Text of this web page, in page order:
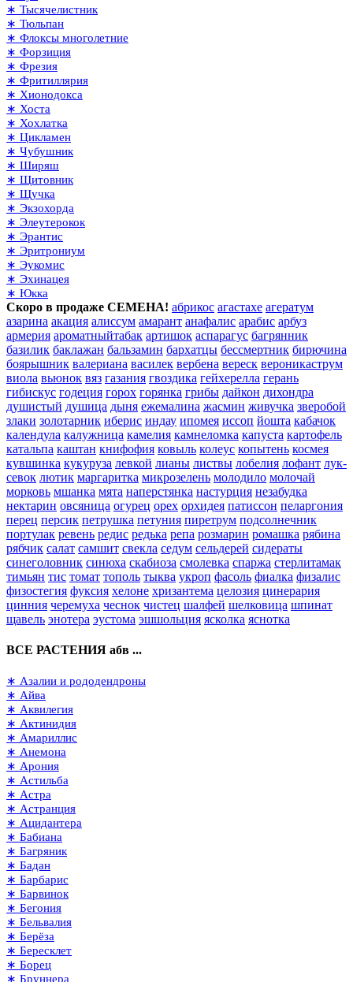
∗ Тысячелистник
∗ Тюльпан
∗ Флоксы многолетние
∗ Форзиция
∗ Фрезия
∗ Фритиллярия
∗ Хионодокса
∗ Хоста
∗ Хохлатка
∗ Цикламен
∗ Чубушник
∗ Ширяш
∗ Щитовник
∗ Щучка
∗ Экзохорда
∗ Элеутерокок
∗ Эрантис
∗ Эритрониум
∗ Эукомис
∗ Эхинацея
∗ Юкка
Скоро в продаже СЕМЕНА! абрикос агастахе агератум
азарина акация алиссум амарант анафалис арабис арбуз
армерия ароматныйтабак артишок аспарагус багрянник
базилик баклажан бальзамин бархатцы бессмертник бирючина
боярышник валериана василек вербена вереск вероникаструм
виола вьюнок вяз газания гвоздика гейхерелла герань
гибискус годеция горох горянка грибы дайкон дихондра
душистый душица дыня ежемалина жасмин живучка зверобой
злаки золотарник иберис индау ипомея иссоп йошта кабачок
календула калужница камелия камнеломка капуста картофель
катальпа каштан книфофия ковыль колеус копытень космея
кувшинка кукуруза левкой лианы листвы лобелия лофант лук-
севок лютик маргаритка микрозелень молодило молочай
морковь мшанка мята наперстянка настурция незабудка
нектарин овсяница огурец орех орхидея патиссон пеларгония
перец персик петрушка петуния пиретрум подсолнечник
портулак ревень редис редька репа розмарин ромашка рябина
рябчик салат самшит свекла седум сельдерей сидераты
синеголовник синюха скабиоза смолевка спаржа стерлитамак
тимьян тис томат тополь тыква укроп фасоль фиалка физалис
физостегия фуксия хелоне хризантема целозия цинерария
цинния черемуха чеснок чистец шалфей шелковица шпинат
щавель энотера эустома эшшольция ясколка яснотка
ВСЕ РАСТЕНИЯ абв ...
∗ Азалии и рододендроны
∗ Айва
∗ Аквилегия
∗ Актинидия
∗ Амариллис
∗ Анемона
∗ Арония
∗ Астильба
∗ Астра
∗ Астранция
∗ Ацидантера
∗ Бабиана
∗ Багряник
∗ Бадан
∗ Барбарис
∗ Барвинок
∗ Бегония
∗ Бельвалия
∗ Берёза
∗ Бересклет
∗ Борец
∗ Бруннера